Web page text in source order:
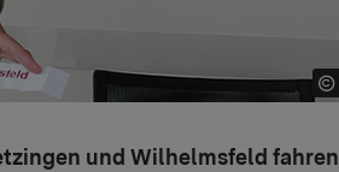
und Wilhelmsfeld fahren